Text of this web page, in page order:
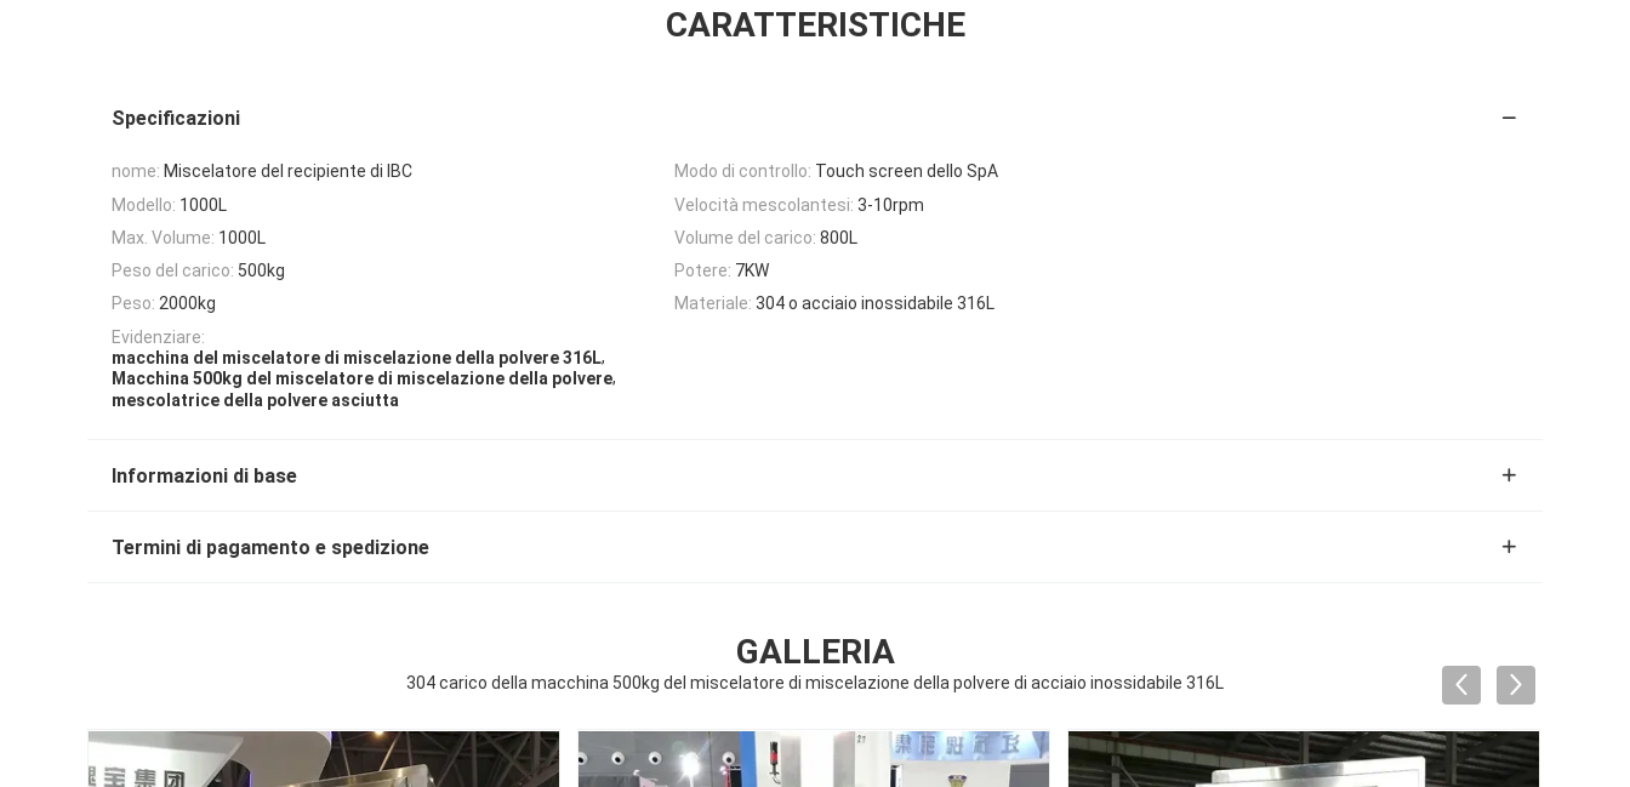
CARATTERISTICHE
Specificazioni
nome: Miscelatore del recipiente di IBC Modo di controllo: Touch screen dello SpA
Modello: 1000L Velocità mescolantesi: 3-10rpm
Max. Volume: 1000L Volume del carico: 800L
Peso del carico: 500kg Potere: 7KW
Peso: 2000kg Materiale: 304 o acciaio inossidabile 316L
Evidenziare:
macchina del miscelatore di miscelazione della polvere 316L,
Macchina 500kg del miscelatore di miscelazione della polvere,
mescolatrice della polvere asciutta
Informazioni di base
Termini di pagamento e spedizione
GALLERIA
304 carico della macchina 500kg del miscelatore di miscelazione della polvere di acciaio inossidabile 316L